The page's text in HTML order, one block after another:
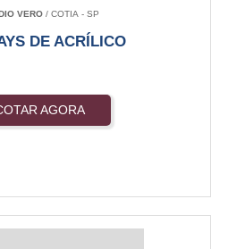
VERO/ COTIA - SP
DE ACRÍLICO
AGORA